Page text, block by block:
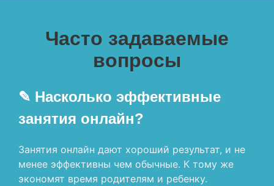
Часто задаваемые
вопросы
✎ Насколько эффективные
занятия онлайн?
Занятия онлайн дают хороший результат, и не
менее эффективны чем обычные. К тому же
экономят время родителям и ребенку.